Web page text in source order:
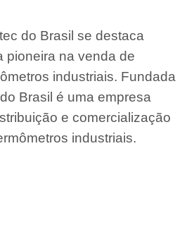
do Brasil se destaca
pioneira na venda de
industriais. Fundada
Brasil é uma empresa
e comercialização
industriais.